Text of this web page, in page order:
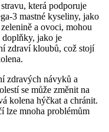
která podporuje
3 mastné kyseliny, jako
a ovoci, mohou
doplňky, jako je
zdraví kloubů, což stojí
zdravých návyků a
se může změnit na
kolena hýčkat a chránit.
lze mnoha problémům